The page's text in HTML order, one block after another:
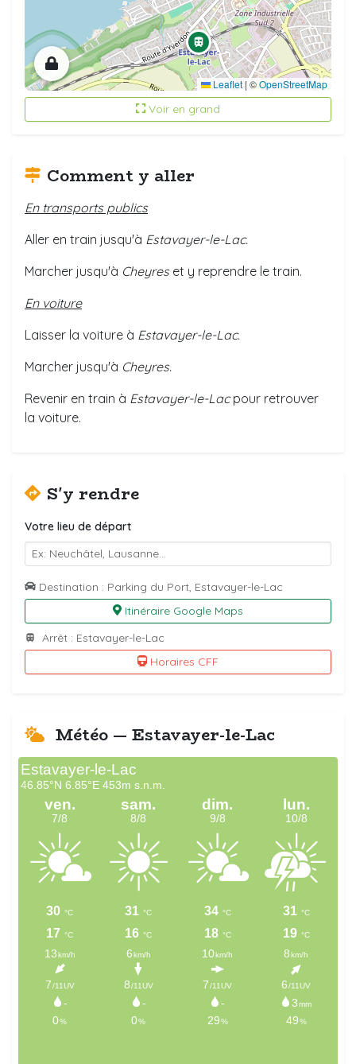
Leaflet | ©OpenStreetMap
Voir en grand
Comment y aller
En transports publics
Aller en train jusqu'à Estavayer-le-Lac.
Marcher jusqu'à Cheyreset y reprendre le train.
En voiture
Laisser la voiture à Estavayer-le-Lac.
Marcher jusqu'à Cheyres.
Revenir en train à Estavayer-le-Lacpour retrouver
la voiture.
S'y rendre
Votre lieu de départ
Destination : Parking du Port, Estavayer-le-Lac
Itinéraire Google Maps
Arrêt : Estavayer-le-Lac
Horaires CFF
Météo — Estavayer-le-Lac